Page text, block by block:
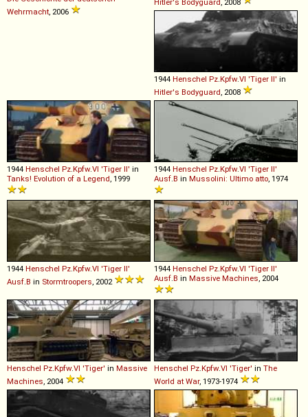
Wehrmacht, 2006
Hitler's Bodyguard, 2008
1944 Henschel Pz.Kpfw.VI 'Tiger II' in
Hitler's Bodyguard, 2008
1944 Henschel Pz.Kpfw.VI 'Tiger II' in
Tanks! Evolution of a Legend, 1999
1944 Henschel Pz.Kpfw.VI 'Tiger II'
Ausf.B in Mussolini: Ultimo atto, 1974
1944 Henschel Pz.Kpfw.VI 'Tiger II'
Ausf.B in Stormtroopers, 2002
1944 Henschel Pz.Kpfw.VI 'Tiger II'
Ausf.B in Massive Machines, 2004
Henschel Pz.Kpfw.VI 'Tiger' in Massive
Machines, 2004
Henschel Pz.Kpfw.VI 'Tiger' in The
World at War, 1973-1974